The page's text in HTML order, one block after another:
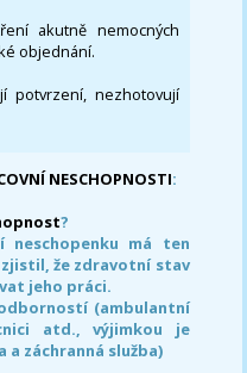
akutně nemocných
objednání.
potvrzení, nezhotovují
NESCHOPNOSTI:
?
neschopenku má ten
že zdravotní stav
jeho práci.
(ambulantní
atd., výjimkou je
záchranná služba)